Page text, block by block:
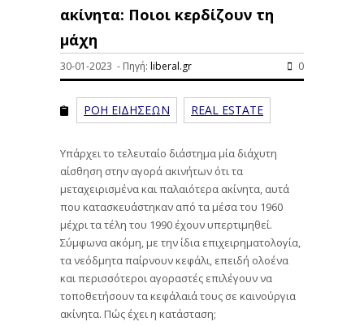
ακίνητα: Ποιοι κερδίζουν τη
μάχη
30-01-2023 - Πηγή: liberal.gr 0
ΡΟΗ ΕΙΔΗΣΕΩΝ REAL ESTATE
Υπάρχει το τελευταίο διάστημα μία διάχυτη
αίσθηση στην αγορά ακινήτων ότι τα
μεταχειρισμένα και παλαιότερα ακίνητα, αυτά
που κατασκευάστηκαν από τα μέσα του 1960
μέχρι τα τέλη του 1990 έχουν υπερτιμηθεί.
Σύμφωνα ακόμη, με την ίδια επιχειρηματολογία,
τα νεόδμητα παίρνουν κεφάλι, επειδή ολοένα
και περισσότεροι αγοραστές επιλέγουν να
τοποθετήσουν τα κεφάλαιά τους σε καινούργια
ακίνητα. Πώς έχει η κατάσταση;